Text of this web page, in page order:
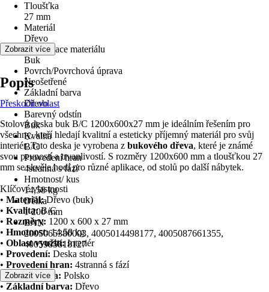
Tloušťka
27 mm
Materiál
Dřevo
Specifikace materiálu
Buk
Povrch/Povrchová úprava
Neošetřené
Základní barva
Dřevo
Barevný odstín
Buk
Kvalita
B/C
Provedení hran
4stranná s fází
Hmotnost/ kus
14,58 kg
Délka
1 200 mm
EAN
2005065380003, 4005014498177, 4005087661355,
4005985818127
Zobrazit více
Popis
Přeskočit oblast
Stolová deska buk B/C 1200x600x27 mm je ideálním řešením pro
všechny, kteří hledají kvalitní a esteticky příjemný materiál pro svůj
interiér. Tato deska je vyrobena z bukového dřeva, které je známé
svou pevností a trvanlivostí. S rozměry 1200x600 mm a tloušťkou 27
mm se skvěle hodí pro různé aplikace, od stolů po další nábytek.
Klíčové vlastnosti
• Materiál:Dřevo (buk)
• Kvalita:B/C
• Rozměry: 1200 x 600 x 27 mm
• Hmotnost:14.58 kg
• Oblast využití:Interiér
• Provedení: Deska stolu
• Provedení hran: 4stranná s fází
•Původ dřeva: Polsko
• Základní barva: Dřevo
Zobrazit více